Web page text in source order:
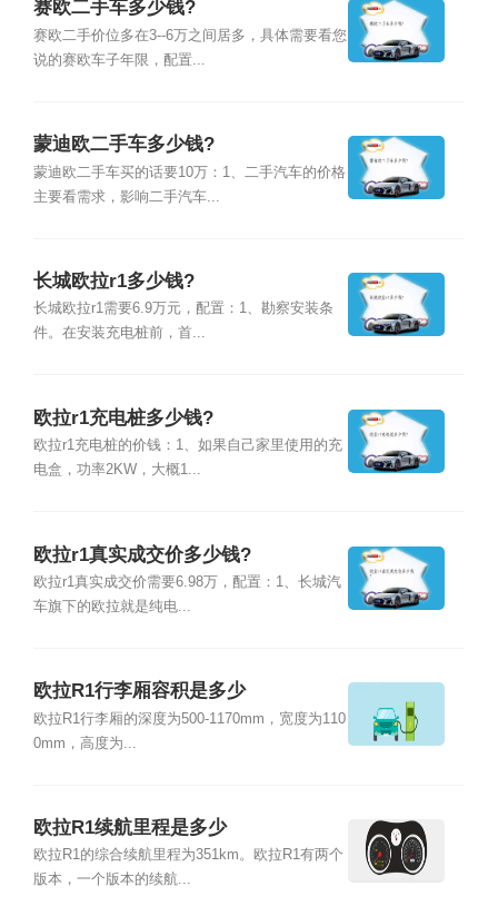
赛欧二手车多少钱?
赛欧二手价位多在3--6万之间居多，具体需要看您
说的赛欧车子年限，配置...
蒙迪欧二手车多少钱?
蒙迪欧二手车买的话要10万：1、二手汽车的价格
主要看需求，影响二手汽车...
长城欧拉r1多少钱?
长城欧拉r1需要6.9万元，配置：1、勘察安装条
件。在安装充电桩前，首...
欧拉r1充电桩多少钱?
欧拉r1充电桩的价钱：1、如果自己家里使用的充
电盒，功率2KW，大概1...
欧拉r1真实成交价多少钱?
欧拉r1真实成交价需要6.98万，配置：1、长城汽
车旗下的欧拉就是纯电...
欧拉R1行李厢容积是多少
欧拉R1行李厢的深度为500-1170mm，宽度为110
0mm，高度为...
欧拉R1续航里程是多少
欧拉R1的综合续航里程为351km。欧拉R1有两个
版本，一个版本的续航...